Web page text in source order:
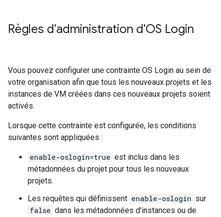
Règles d'administration d'OS Login
Vous pouvez configurer une contrainte OS Login au sein de
votre organisation afin que tous les nouveaux projets et les
instances de VM créées dans ces nouveaux projets soient
activés.
Lorsque cette contrainte est configurée, les conditions
suivantes sont appliquées :
enable-oslogin=true est inclus dans les
métadonnées du projet pour tous les nouveaux
projets.
Les requêtes qui définissent enable-oslogin sur
false dans les métadonnées d'instances ou de